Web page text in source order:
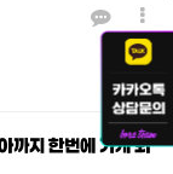
까지 한번에 가게 되